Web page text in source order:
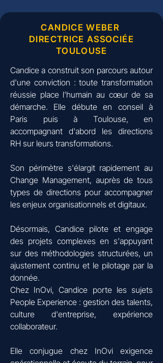
CANDICE WEBER
DIRECTRICE ASSOCIÉE
TOULOUSE
Candice a construit son parcours autour
d'une conviction : toute transformation
réussie place l'humain au cœur de sa
démarche. Elle débute en conseil à
Paris puis à Toulouse, en
accompagnant d'abord les directions
RH sur leurs transformations.
Son périmètre s'élargit rapidement au
Change Management, auprès de tous
types de directions pour accompagner
les enjeux organisationnels et digitaux.
Désormais, Candice pilote et engage
des projets complexes en s'appuyant
sur des méthodologies structurées, un
ajustement continu et le pilotage par la
donnée.
Chez InOvi, Candice porte les sujets
People Experience : gestion des talents,
culture d'entreprise, expérience
collaborateur.
Elle conjugue chez InOvi exigence